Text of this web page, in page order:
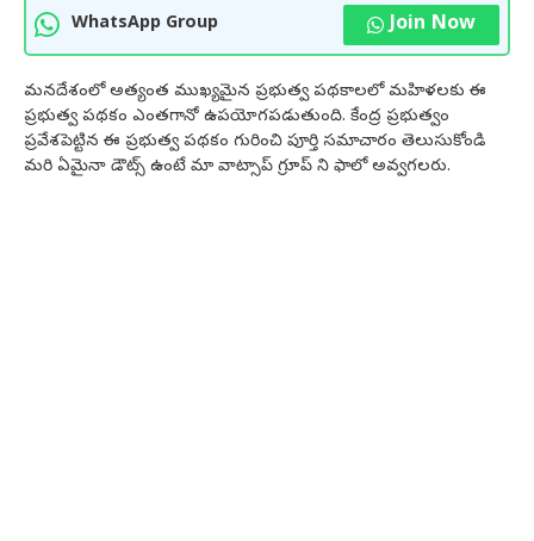
WhatsApp Group Join Now
మనదేశంలో అత్యంత ముఖ్యమైన ప్రభుత్వ పథకాలలో మహిళలకు ఈ
ప్రభుత్వ పథకం ఎంతగానో ఉపయోగపడుతుంది. కేంద్ర ప్రభుత్వం
ప్రవేశపెట్టిన ఈ ప్రభుత్వ పథకం గురించి పూర్తి సమాచారం తెలుసుకోండి
మరి ఏమైనా డౌట్స్ ఉంటే మా వాట్సాప్ గ్రూప్ ని ఫాలో అవ్వగలరు.